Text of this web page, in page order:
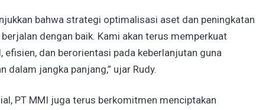
bahwa strategi optimalisasi aset dan peningkatan
dengan baik. Kami akan terus memperkuat
dan berorientasi pada keberlanjutan guna
dalam jangka panjang,” ujar Rudy.
PT MMI juga terus berkomitmen menciptakan